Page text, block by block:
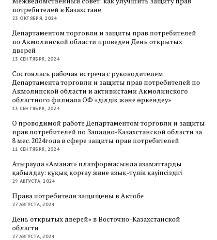
потребителей в Казахстане
23 ОКТЯБРЯ, 2024
Департаментом торговли и защиты прав потребителей
по Акмолинской области проведен День открытых
дверей
13 СЕНТЯБРЯ, 2024
Состоялась рабочая встреча с руководителем
Департамента торговли и защиты прав потребителей по
Акмолинской области и активистами Акмолинского
областного филиала ОФ «Әділдік және өркендеу»
13 СЕНТЯБРЯ, 2024
О проводимой работе Департаментом торговли и защиты
прав потребителей по Западно-Казахстанской области за
8 мес. 2024года в сфере защиты прав потребителей
11 СЕНТЯБРЯ, 2024
Атырауда «Аманат» платформасында азаматтарды
қабылдау: құқық қорғау және азық-түлік қауіпсіздігі
29 АВГУСТА, 2024
Права потребителя защищены в Актобе
27 АВГУСТА, 2024
День открытых дверей» в Восточно-Казахстанской
области
27 АВГУСТА, 2024